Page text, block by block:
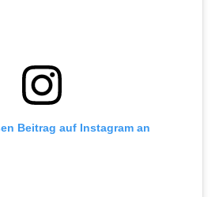
Beitrag auf Instagram an